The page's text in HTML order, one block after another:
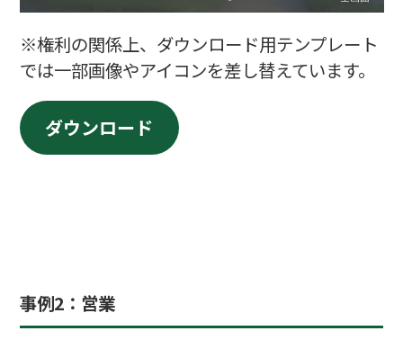
※権利の関係上、ダウンロード用テンプレート
では一部画像やアイコンを差し替えています。
ダウンロード
事例2：営業